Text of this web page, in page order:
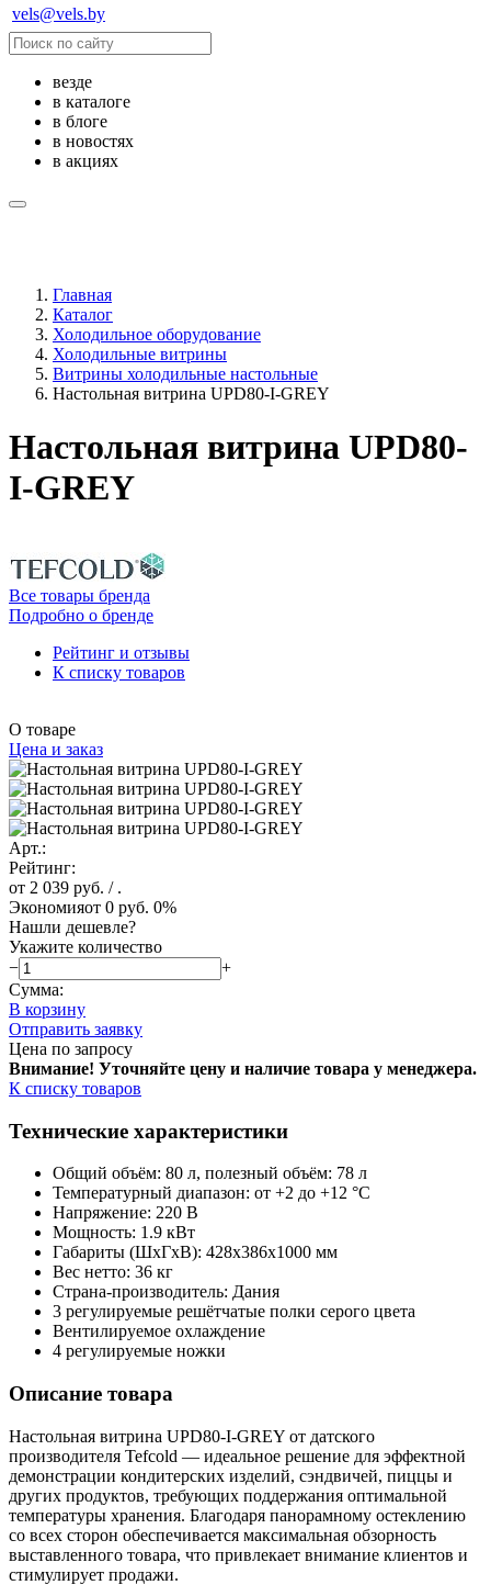
vels@vels.by
везде
в каталоге
в блоге
в новостях
в акциях
Главная
Каталог
Холодильное оборудование
Холодильные витрины
Витрины холодильные настольные
Настольная витрина UPD80-I-GREY
Настольная витрина UPD80-
I-GREY
Все товары бренда
Подробно о бренде
Рейтинг и отзывы
К списку товаров
О товаре
Цена и заказ
Арт.:
Рейтинг:
от 2 039 руб. / .
Экономияот 0 руб. 0%
Нашли дешевле?
Укажите количество
−
+
Сумма:
В корзину
Отправить заявку
Цена по запросу
Внимание! Уточняйте цену и наличие товара у менеджера.
К списку товаров
Технические характеристики
Общий объём: 80 л, полезный объём: 78 л
Температурный диапазон: от +2 до +12 °C
Напряжение: 220 В
Мощность: 1.9 кВт
Габариты (ШxГxВ): 428x386x1000 мм
Вес нетто: 36 кг
Страна-производитель: Дания
3 регулируемые решётчатые полки серого цвета
Вентилируемое охлаждение
4 регулируемые ножки
Описание товара
Настольная витрина UPD80-I-GREY от датского
производителя Tefcold — идеальное решение для эффектной
демонстрации кондитерских изделий, сэндвичей, пиццы и
других продуктов, требующих поддержания оптимальной
температуры хранения. Благодаря панорамному остеклению
со всех сторон обеспечивается максимальная обзорность
выставленного товара, что привлекает внимание клиентов и
стимулирует продажи.